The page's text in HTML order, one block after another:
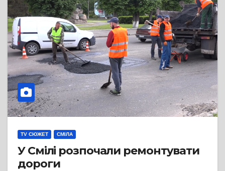
TV СЮЖЕТ СМІЛА
У Смілі розпочали ремонтувати
дороги